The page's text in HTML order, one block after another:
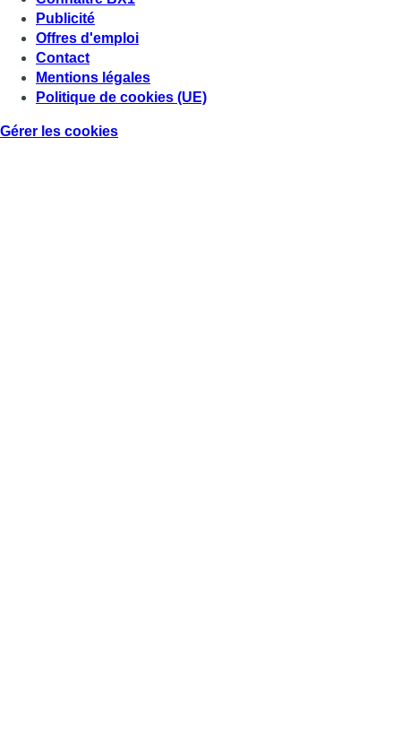
Publicité
Offres d'emploi
Contact
Mentions légales
Politique de cookies (UE)
Gérer les cookies